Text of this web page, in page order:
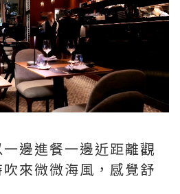
邊進餐一邊近距離觀
來微微海風，感覺舒